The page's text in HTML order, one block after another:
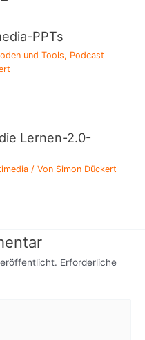
PPTs
und Tools, Podcast
Lernen-2.0-
/ Von Simon Dückert
Erforderliche